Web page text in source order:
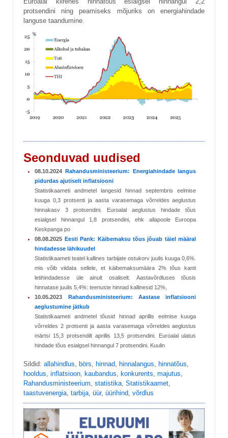
protsendini ning peamiseks mõjuriks on energiahindade
languse taandumine.
Seonduvad uudised
08.10.2024
Rahandusministeerium: Energiahindade langus
pidurdas ajutiselt inflatsiooni
Statistikaameti andmetel langesid hinnad septembris eelmise
kuuga 0,3 protsenti ja aasta varasemaga võrreldes aeglustus
hinnakasv 3 protsendini. Euroalal aeglustus hindade tõus
esialgsel hinnangul 1,8 protsendini, ehk allapoole Euroopa
Keskpanga po
08.08.2025 Eesti Pank: Käibemaksu tõus jõuab täiel määral
hindadesse lähikuudel
Statistikaameti teatel kallines tarbijate ostukorv juulis kuuga 0,6%.
mis võib viidata sellele, et käibemaksumäära 2% tõus kanti
letihindadesse üle ainult osaliselt. Aastavõrdluses tõusis
hinnatase juulis 5,4%: teenuste hinnad kallinesid 12%,
10.05.2023
Rahandusministeerium: Aastase inflatsiooni
aeglustumine jätkub
Statistikaameti andmetel tõusid hinnad aprillis eelmise kuuga
võrreldes 2 protsenti ja aasta varasemaga võrreldes aeglustus
märtsi 15,3 protsendilt aprillis 13,5 protsendini. Euroalal ulatus
hindade tõus esialgsel hinnangul 7 protsendini. Kuulin
Sildid: allahindlus, börs, hinnad, hinnalangus, hinnatõus,
hooldus, inflatsioon, kaubandus, konkurents, majutus,
Rahandusministeerium, statistika, Statistikaamet,
taastuvenergia, tarbija, üür, üürihind, võrdlus